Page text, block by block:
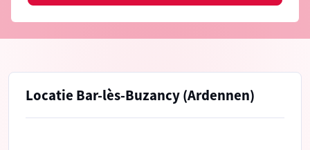
Locatie Bar-lès-Buzancy (Ardennen)